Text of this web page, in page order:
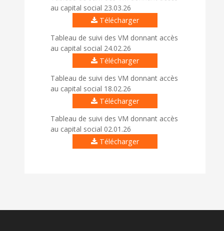
au capital social 23.03.26
Télécharger
Tableau de suivi des VM donnant accès
au capital social 24.02.26
Télécharger
Tableau de suivi des VM donnant accès
au capital social 18.02.26
Télécharger
Tableau de suivi des VM donnant accès
au capital social 02.01.26
Télécharger